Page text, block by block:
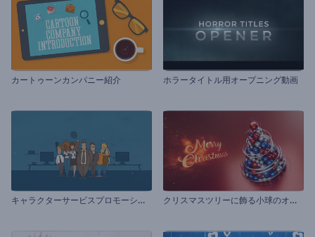
カートゥーンカンパニー紹介 ホラータイトル用オープニング動画
キ
ャラクターサービスプロモーション ク
リスマスツリーに飾る小球のオープニング